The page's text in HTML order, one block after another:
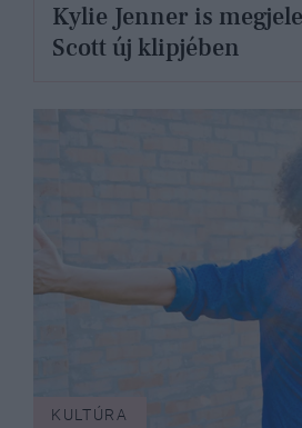
Kylie Jenner is
Scott új klipjében
KULTÚRA